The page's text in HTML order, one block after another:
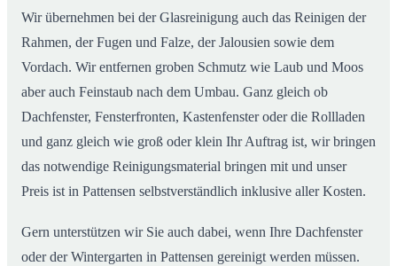
Wir übernehmen bei der Glasreinigung auch das Reinigen der
Rahmen, der Fugen und Falze, der Jalousien sowie dem
Vordach. Wir entfernen groben Schmutz wie Laub und Moos
aber auch Feinstaub nach dem Umbau. Ganz gleich ob
Dachfenster, Fensterfronten, Kastenfenster oder die Rollladen
und ganz gleich wie groß oder klein Ihr Auftrag ist, wir bringen
das notwendige Reinigungsmaterial bringen mit und unser
Preis ist in Pattensen selbstverständlich inklusive aller Kosten.
Gern unterstützen wir Sie auch dabei, wenn Ihre Dachfenster
oder der Wintergarten in Pattensen gereinigt werden müssen.